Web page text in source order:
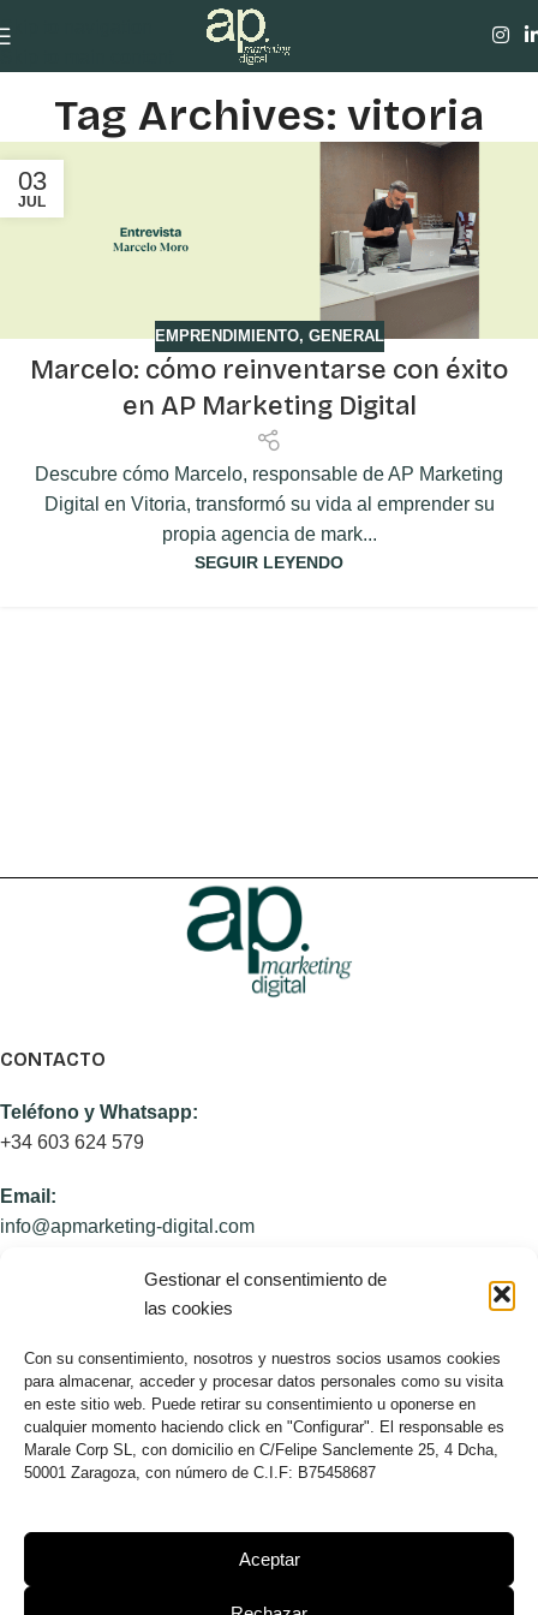
Gestionar el consentimiento de
las cookies
Con su consentimiento, nosotros y nuestros socios usamos cookies
para almacenar, acceder y procesar datos personales como su visita
en este sitio web. Puede retirar su consentimiento u oponerse en
cualquier momento haciendo click en "Configurar". El responsable es
Marale Corp SL, con domicilio en C/Felipe Sanclemente 25, 4 Dcha,
50001 Zaragoza, con número de C.I.F: B75458687
Aceptar
Skip to navigation
Tag Archives: vitoria
03
JUL
EMPRENDIMIENTO, GENERAL
Marcelo: cómo reinventarse con éxito
en AP Marketing Digital
Descubre cómo Marcelo, responsable de AP Marketing
Digital en Vitoria, transformó su vida al emprender su
propia agencia de mark...
SEGUIR LEYENDO
CONTACTO
Teléfono y Whatsapp:
+34 603 624 579
Email:
info@apmarketing-digital.com
España
U.S. Office
8250 NW 27th Street, Unit 309
Doral, Florida 33122, USA
NOSOTROS
Sobre AP